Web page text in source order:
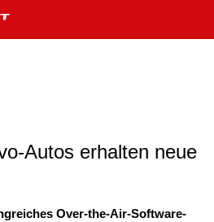
Autos erhalten neue
Over-the-Air-Software-